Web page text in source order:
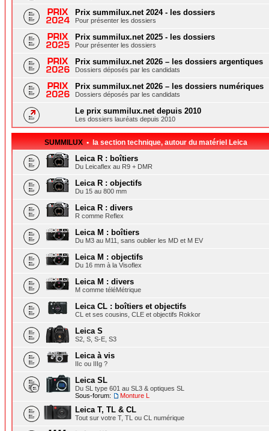
Prix summilux.net 2024 - les dossiers
Pour présenter les dossiers
Prix summilux.net 2025 - les dossiers
Pour présenter les dossiers
Prix summilux.net 2026 – les dossiers argentiques
Dossiers déposés par les candidats
Prix summilux.net 2026 – les dossiers numériques
Dossiers déposés par les candidats
Le prix summilux.net depuis 2010
Les dossiers lauréats depuis 2010
SUMMILUX • la section technique, autour du matériel Leica
Leica R : boîtiers
Du Leicaflex au R9 + DMR
Leica R : objectifs
Du 15 au 800 mm
Leica R : divers
R comme Reflex
Leica M : boîtiers
Du M3 au M11, sans oublier les MD et M EV
Leica M : objectifs
Du 16 mm à la Visoflex
Leica M : divers
M comme téléMétrique
Leica CL : boîtiers et objectifs
CL et ses cousins, CLE et objectifs Rokkor
Leica S
S2, S, S-E, S3
Leica à vis
IIc ou IIIg ?
Leica SL
Du SL type 601 au SL3 & optiques SL
Sous-forum:
Monture L
Leica T, TL & CL
Tout sur votre T, TL ou CL numérique